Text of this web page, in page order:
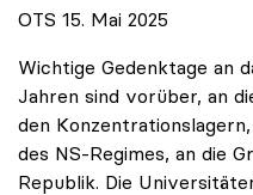
OTS 15. Mai 2025
Wichtige Gedenktage an
Jahren sind vorüber, an
den
des NS-Regimes, an die
Republik. Die